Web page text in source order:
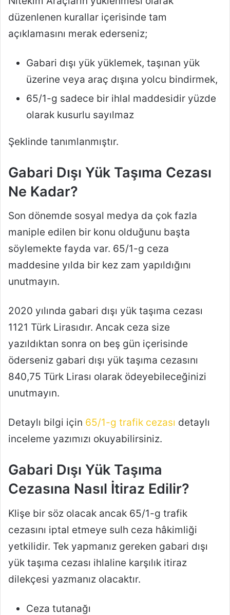
düzenlenen kurallar içerisinde tam
açıklamasını merak ederseniz;
Gabari dışı yük yüklemek, taşınan yük
üzerine veya araç dışına yolcu bindirmek,
65/1-g sadece bir ihlal maddesidir yüzde
olarak kusurlu sayılmaz
Şeklinde tanımlanmıştır.
Gabari Dışı Yük Taşıma Cezası
Ne Kadar?
Son dönemde sosyal medya da çok fazla
maniple edilen bir konu olduğunu başta
söylemekte fayda var. 65/1-g ceza
maddesine yılda bir kez zam yapıldığını
unutmayın.
2020 yılında gabari dışı yük taşıma cezası
1121 Türk Lirasıdır. Ancak ceza size
yazıldıktan sonra on beş gün içerisinde
öderseniz gabari dışı yük taşıma cezasını
840,75 Türk Lirası olarak ödeyebileceğinizi
unutmayın.
Detaylı bilgi için 65/1-g trafik cezası detaylı
inceleme yazımızı okuyabilirsiniz.
Gabari Dışı Yük Taşıma
Cezasına Nasıl İtiraz Edilir?
Klişe bir söz olacak ancak 65/1-g trafik
cezasını iptal etmeye sulh ceza hâkimliği
yetkilidir. Tek yapmanız gereken gabari dışı
yük taşıma cezası ihlaline karşılık itiraz
dilekçesi yazmanız olacaktır.
Ceza tutanağı